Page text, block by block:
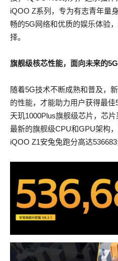
iQOO Z系列，专为有志青年量
畅的5G网络和优质的娱乐体验
择。
旗舰级核芯性能，面向未来的
随着5G技术不断成熟和普及，
的性能，才能助力用户获得最
天玑1000Plus旗舰级芯片，芯
最新的旗舰级CPU和GPU架构
iQOO Z1安兔兔跑分高达